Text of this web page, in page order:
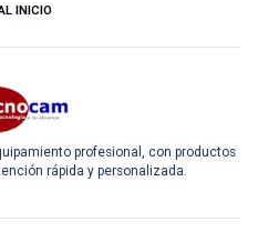
INICIO
profesional, con productos
rápida y personalizada.